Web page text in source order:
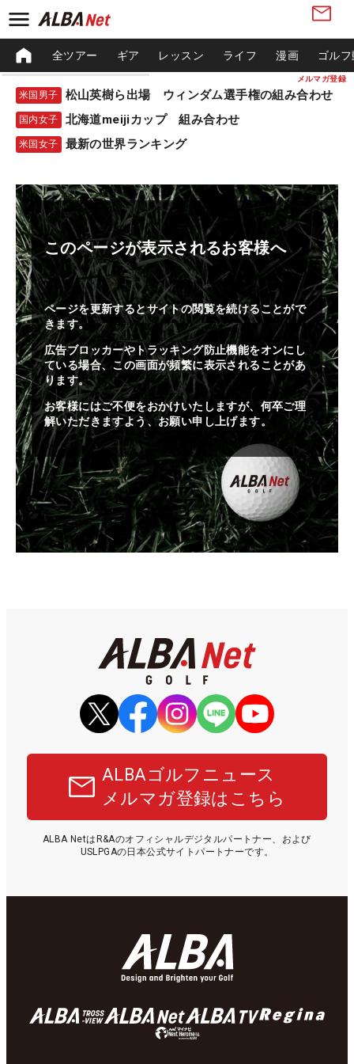
メルマガ登録
全ツアー ギア レッスン ライフ 漫画 ゴル
米国男子 松山英樹ら出場 ウィンダム選手権の組み合わせ
国内女子 北海道meijiカップ 組み合わせ
米国女子 最新の世界ランキング
このページが表示されるお客様へ
ページを更新するとサイトの閲覧を続けることがで
きます。
広告ブロッカーやトラッキング防止機能をオンにし
ている場合、この画面が頻繁に表示されることがあ
ります。
お客様にはご不便をおかけいたしますが、何卒ご理
解いただきますよう、お願い申し上げます。
ALBAゴルフニュース
メルマガ登録はこちら
ALBA NetはR&Aのオフィシャルデジタルパートナー、および
USLPGAの日本公式サイトパートナーです。